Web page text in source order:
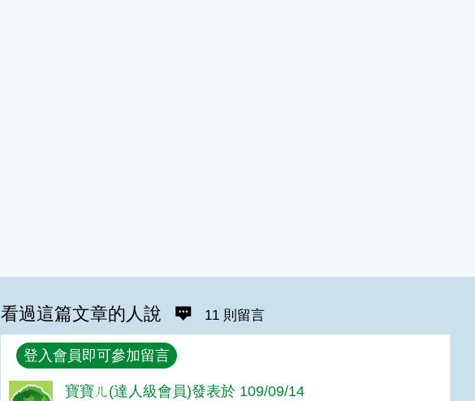
看過這篇文章的人說 11 則留言
回覆
登入會員即可參加留言
寶寶ㄦ(達人級會員)發表於 109/09/14